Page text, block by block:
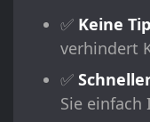
✅ Keine
verhindert
✅
Sie